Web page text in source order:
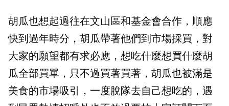
胡瓜也想起過往在文山區和基金會合作，順應
快到過年時分，胡瓜帶著他們到市場採買，對
大家的願望都有求必應，想吃什麼想買什麼胡
瓜全部買單，只不過買著買著，胡瓜也被滿是
美食的市場吸引，一度脫隊去自己想吃的，遇